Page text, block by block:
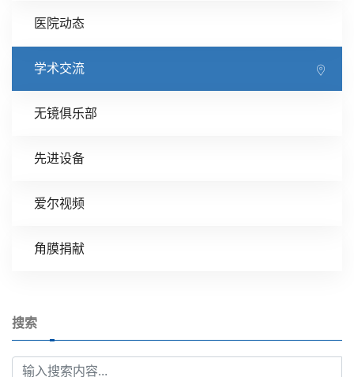
医院动态
学术交流
无镜俱乐部
先进设备
爱尔视频
角膜捐献
搜索